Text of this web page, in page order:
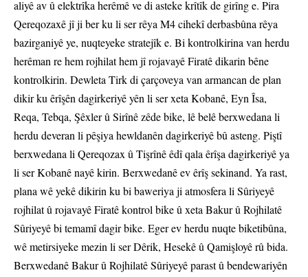
aliyê av û elektrîka herêmê ve di asteke krîtîk de girîng e. Pira
Qereqozaxê jî ji ber ku li ser rêya M4 cihekî derbasbûna rêya
bazirganiyê ye, nuqteyeke stratejîk e. Bi kontrolkirina van herdu
herêman re hem rojhilat hem jî rojavayê Firatê dikarin bêne
kontrolkirin. Dewleta Tirk di çarçoveya van armancan de plan
dikir ku êrîşên dagirkeriyê yên li ser xeta Kobanê, Eyn Îsa,
Reqa, Tebqa, Şêxler û Sirînê zêde bike, lê belê berxwedana li
herdu deveran li pêşiya hewldanên dagirkeriyê bû asteng. Piştî
berxwedana li Qereqozax û Tişrînê êdî qala êrîşa dagirkeriyê ya
li ser Kobanê nayê kirin. Berxwedanê ev êrîş sekinand. Ya rast,
plana wê yekê dikirin ku bi baweriya ji atmosfera li Sûriyeyê
rojhilat û rojavayê Firatê kontrol bike û xeta Bakur û Rojhilatê
Sûriyeyê bi temamî dagir bike. Eger ev herdu nuqte biketibûna,
wê metirsiyeke mezin li ser Dêrik, Hesekê û Qamişloyê rû bida.
Berxwedanê Bakur û Rojhilatê Sûriyeyê parast û bendewariyên